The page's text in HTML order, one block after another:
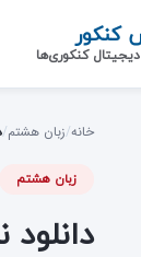
کنکور
کنکوری‌ها
خانه/زبان هشتم/
زبان هشتم